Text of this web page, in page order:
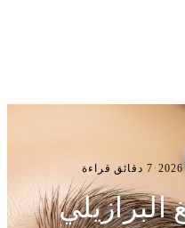
·7 دقائق قراءة
البرازيلي